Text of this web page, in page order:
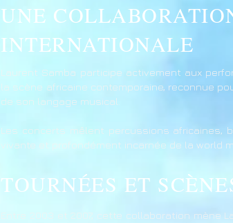
UNE
INTERNATIONALE
Laurent Samba participe activement aux
la scène africaine contemporaine, reconnue
de son langage musical.
Les concerts mêlent percussions africaines,
vivante et profondément incarnée de la world
TOURNÉES ET
Entre 2003 et 2007, cette collaboration mène